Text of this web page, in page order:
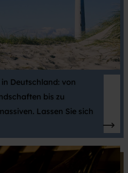
Deutschland: von
bis zu
Lassen Sie sich